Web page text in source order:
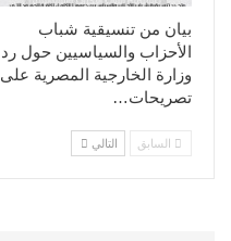
بيان من تنسيقية شباب
الأحزاب والسياسيين حول رد
وزارة الخارجية المصرية على
تصريحات…
السابق التالي